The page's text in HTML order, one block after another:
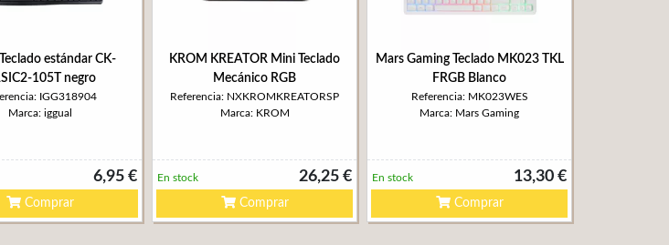
estándar CK-
105T negro
IGG318904
Marca: iggual
6,95 €
Comprar
KROM KREATOR Mini Teclado
Mecánico RGB
Referencia: NXKROMKREATORSP
Marca: KROM
26,25 €
En stock
Comprar
Mars Gaming Teclado MK023 TKL
FRGB Blanco
Referencia: MK023WES
Marca: Mars Gaming
13,30 €
En stock
Comprar